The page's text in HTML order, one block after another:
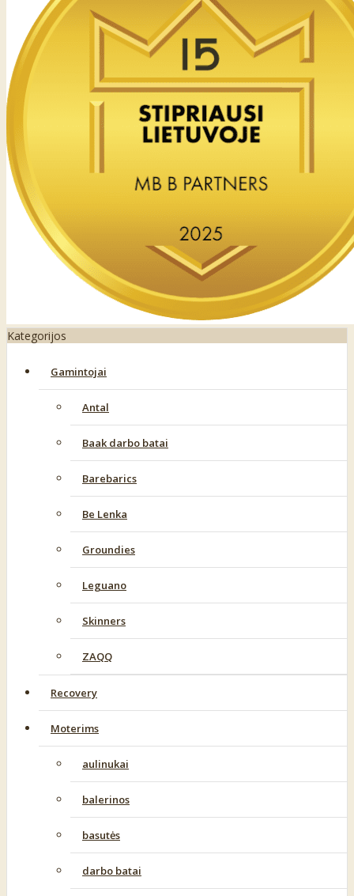
Kategorijos
Gamintojai
Antal
Baak darbo batai
Barebarics
Be Lenka
Groundies
Leguano
Skinners
ZAQQ
Recovery
Moterims
aulinukai
balerinos
basutės
darbo batai